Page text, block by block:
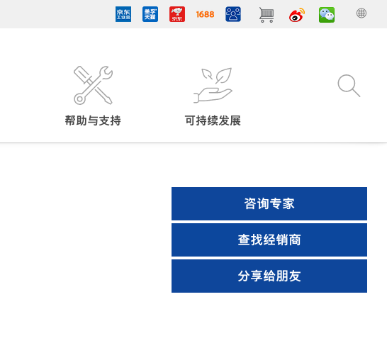
帮助与支持 可持续发展
咨询专家
查找经销商
分享给朋友